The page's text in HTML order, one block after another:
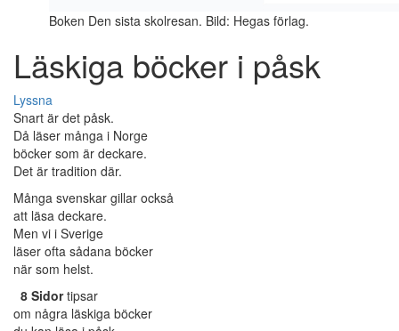
Boken Den sista skolresan. Bild: Hegas förlag.
Läskiga böcker i påsk
Lyssna
Snart är det påsk.
Då läser många i Norge
böcker som är deckare.
Det är tradition där.
Många svenskar gillar också
att läsa deckare.
Men vi i Sverige
läser ofta sådana böcker
när som helst.
8 Sidortipsar
om några läskiga böcker